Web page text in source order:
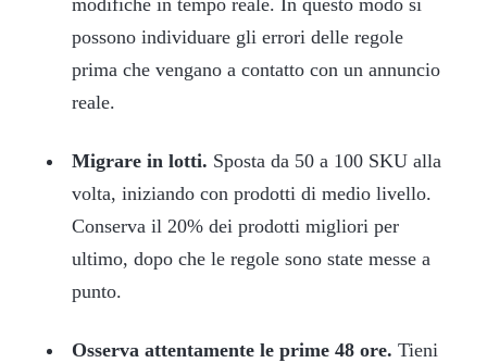
possono individuare gli errori delle regole
prima che vengano a contatto con un annuncio
reale.
Migrare in lotti. Sposta da 50 a 100 SKU alla
volta, iniziando con prodotti di medio livello.
Conserva il 20% dei prodotti migliori per
ultimo, dopo che le regole sono state messe a
punto.
Osserva attentamente le prime 48 ore. Tieni